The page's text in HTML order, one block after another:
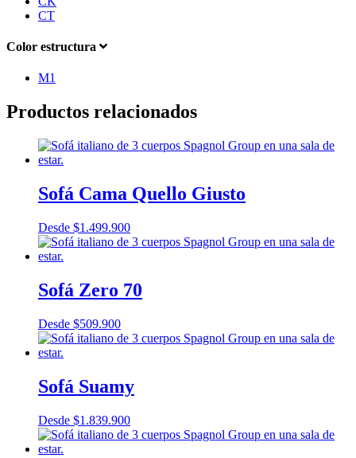
CT
Color estructura
M1
Productos relacionados
Sofá Cama Quello Giusto
Desde $1.499.900
Sofá Zero 70
Desde $509.900
Sofá Suamy
Desde $1.839.900